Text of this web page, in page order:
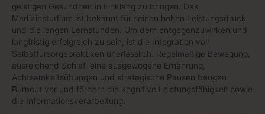
geistigen Gesundheit in Einklang zu bringen. Das
Medizinstudium ist bekannt für seinen hohen Leistungsdruck
und die langen Lernstunden. Um dem entgegenzuwirken und
langfristig erfolgreich zu sein, ist die Integration von
Selbstfürsorgepraktiken unerlässlich. Regelmäßige Bewegung,
ausreichend Schlaf, eine ausgewogene Ernährung,
Achtsamkeitsübungen und strategische Pausen beugen
Burnout vor und fördern die kognitive Leistungsfähigkeit sowie
die Informationsverarbeitung.